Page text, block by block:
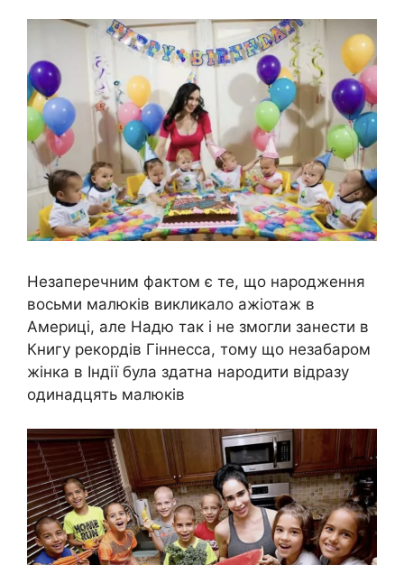
Незаперечним фактом є те, що народження
восьми малюків викликало ажіотаж в
Америці, але Надю так і не змогли занести в
Книгу рекордів Гіннесса, тому що незабаром
жінка в Індії була здатна народити відразу
одинадцять малюків